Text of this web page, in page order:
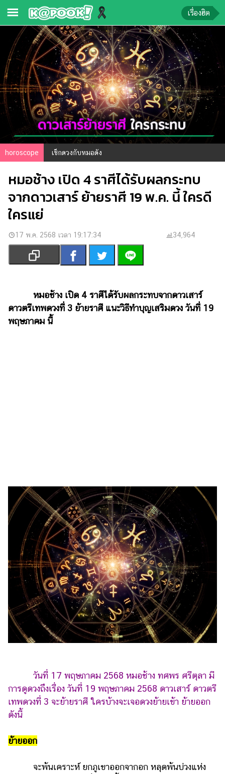
ข่าว-
ความ
รู้
ข่าว
ข่าว
บันเทิง
ตรวจ
หวย
ผล
บอล
สด
การ
การ
ศึกษา
รูปภาพ
ดู
วง
ผู้
หญิง
ผู้ชาย
สุขภาพ
ท่อง
เที่ยว
สูตร
อาหาร
ง่ายๆ
รถยนต์
บ้าน
และ
ตกแต่ง
เรื่องฮิต
horoscope เช็กดวงกับหมอดัง
หมอช้าง เปิด 4 ราศีได้รับผลกระทบ
จากดาวเสาร์ ย้ายราศี 19 พ.ค. นี้ ใครดี
ใครแย่
17 พ.ค. 2568 เวลา 19:17:34 34,964
หมอช้าง เปิด 4 ราศีได้รับผลกระทบจากดาวเสาร์
ดาวตรีเทพดวงที่ 3 ย้ายราศี แนะวิธีทำบุญเสริมดวง วันที่ 19
พฤษภาคม นี้
วันที่ 17 พฤษภาคม 2568 หมอช้าง ทศพร ศรีตุลา มี
การดูดวงถึงเรื่อง วันที่ 19 พฤษภาคม 2568 ดาวเสาร์ ดาวตรี
เทพดวงที่ 3 จะย้ายราศี ใครบ้างจะเจอดวงย้ายเข้า ย้ายออก
ดังนี้
ย้ายออก
จะพ้นเคราะห์ ยกภูเขาออกจากอก หลุดพ้นบ่วงแห่ง